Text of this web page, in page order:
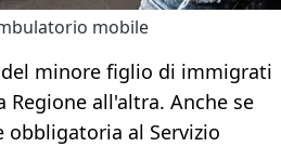
mobile
minore figlio di immigrati
Regione all'altra. Anche se
obbligatoria al Servizio